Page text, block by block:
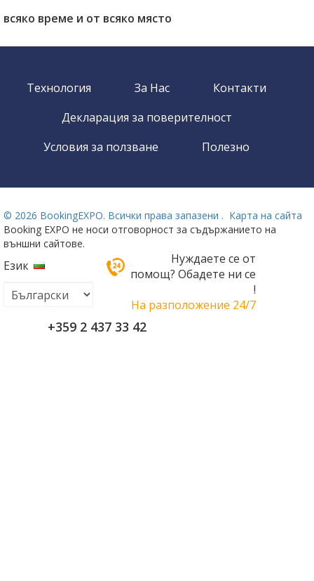
всяко време и от всяко място
Технология За Нас
Контакти
Декларация за поверителност
Условия за ползване
Полезно
© 2026 BookingEXPO. Всички права запазени . Карта на сайта
Booking EXPO не носи отговорност за съдържанието на
външни сайтове.
Език
Нуждаете се от
помощ? Обадете ни се
!
На разположение 24/7
+359 2 437 33 42